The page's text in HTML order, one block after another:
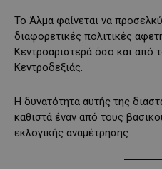
Το Άλμα φαίνεται να
διαφορετικές πολιτικές
Κεντροαριστερά όσο και από
Κεντροδεξιάς.
Η δυνατότητα αυτής της
καθιστά έναν από τους
εκλογικής αναμέτρησης.